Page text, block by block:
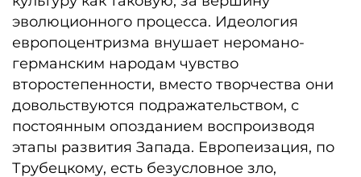
эволюционного процесса. Идеология
европоцентризма внушает неромано-
германским народам чувство
второстепенности, вместо творчества они
довольствуются подражательством, с
постоянным опозданием воспроизводя
этапы развития Запада. Европеизация, по
Трубецкому, есть безусловное зло,